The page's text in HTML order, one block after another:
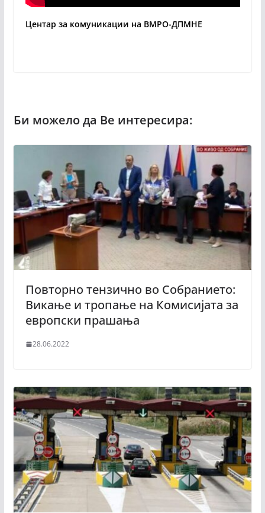
Центар за комуникации на ВМРО-ДПМНЕ
Повторно тензично во Собранието:
Викање и тропање на Комисијата за
европски прашања
28.06.2022